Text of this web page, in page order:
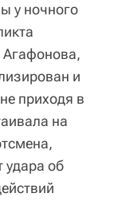
у ночного
Агафонова,
и
приходя в
на
удара об